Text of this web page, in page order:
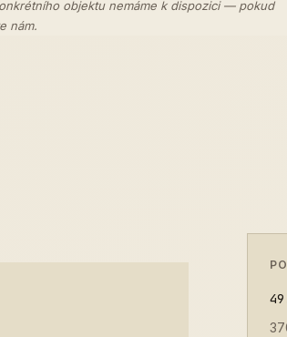
objektu nemáme k dispozici — pokud
nám.